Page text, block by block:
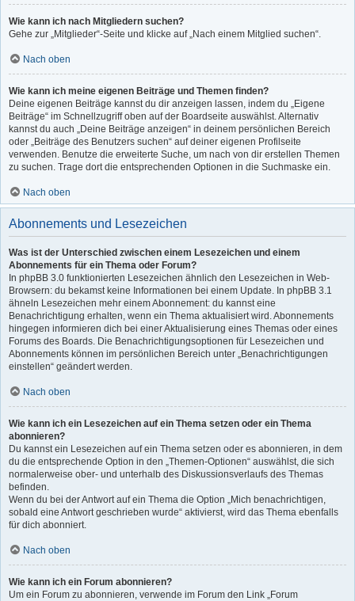
Wie kann ich nach Mitgliedern suchen?
Gehe zur „Mitglieder“-Seite und klicke auf „Nach einem Mitglied suchen“.
Nach oben
Wie kann ich meine eigenen Beiträge und Themen finden?
Deine eigenen Beiträge kannst du dir anzeigen lassen, indem du „Eigene
Beiträge“ im Schnellzugriff oben auf der Boardseite auswählst. Alternativ
kannst du auch „Deine Beiträge anzeigen“ in deinem persönlichen Bereich
oder „Beiträge des Benutzers suchen“ auf deiner eigenen Profilseite
verwenden. Benutze die erweiterte Suche, um nach von dir erstellen Themen
zu suchen. Trage dort die entsprechenden Optionen in die Suchmaske ein.
Nach oben
Abonnements und Lesezeichen
Was ist der Unterschied zwischen einem Lesezeichen und einem
Abonnements für ein Thema oder Forum?
In phpBB 3.0 funktionierten Lesezeichen ähnlich den Lesezeichen in Web-
Browsern: du bekamst keine Informationen bei einem Update. In phpBB 3.1
ähneln Lesezeichen mehr einem Abonnement: du kannst eine
Benachrichtigung erhalten, wenn ein Thema aktualisiert wird. Abonnements
hingegen informieren dich bei einer Aktualisierung eines Themas oder eines
Forums des Boards. Die Benachrichtigungsoptionen für Lesezeichen und
Abonnements können im persönlichen Bereich unter „Benachrichtigungen
einstellen“ geändert werden.
Nach oben
Wie kann ich ein Lesezeichen auf ein Thema setzen oder ein Thema
abonnieren?
Du kannst ein Lesezeichen auf ein Thema setzen oder es abonnieren, in dem
du die entsprechende Option in den „Themen-Optionen“ auswählst, die sich
normalerweise ober- und unterhalb des Diskussionsverlaufs des Themas
befinden.
Wenn du bei der Antwort auf ein Thema die Option „Mich benachrichtigen,
sobald eine Antwort geschrieben wurde“ aktivierst, wird das Thema ebenfalls
für dich abonniert.
Nach oben
Wie kann ich ein Forum abonnieren?
Um ein Forum zu abonnieren, verwende im Forum den Link „Forum